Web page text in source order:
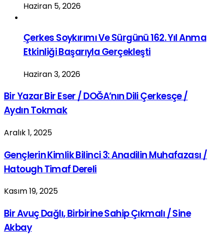
Haziran 5, 2026
Çerkes Soykırımı Ve Sürgünü 162. Yıl Anma
Etkinliği Başarıyla Gerçekleşti
Haziran 3, 2026
Bir Yazar Bir Eser / DOĞA’nın Dili Çerkesçe /
Aydın Tokmak
Aralık 1, 2025
Gençlerin Kimlik Bilinci 3: Anadilin Muhafazası /
Hatough Timaf Dereli
Kasım 19, 2025
Bir Avuç Dağlı, Birbirine Sahip Çıkmalı / Sine
Akbay